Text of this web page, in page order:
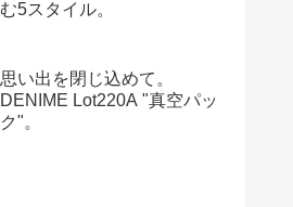
む5スタイル。
思い出を閉じ込めて。
DENIME Lot220A "真空パッ
ク"。